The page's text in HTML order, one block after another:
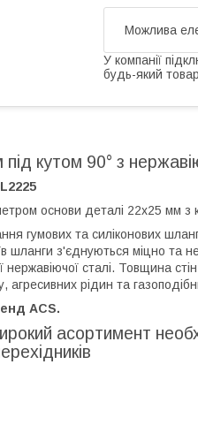
У компанії
будь-який
кутом 90° з
основи деталі 22х25 мм з
гумових та силіконових
шланги з'єднуються міцно та
нержавіючої сталі. Товщина
агресивних рідин та
ACS.
асортимент